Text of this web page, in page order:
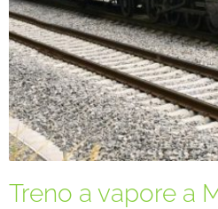
Treno a vapore a